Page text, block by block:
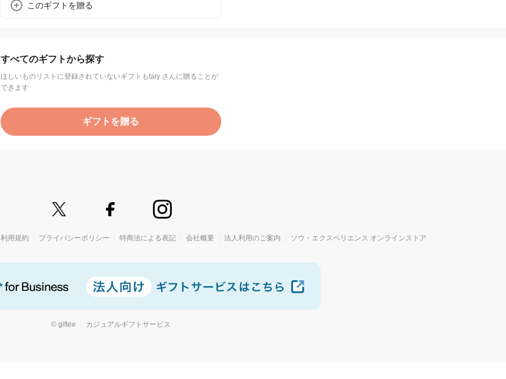
このギフトを贈る
すべてのギフトから探す
ほしいものリストに登録されていないギフトもtaiy さんに贈ることが
できます
ギフトを贈る
利用規約 プライバシーポリシー 特商法による表記 会社概要 法人利用のご案内 ソウ・エクスペリエンス オンラインストア
© giftee カジュアルギフトサービス